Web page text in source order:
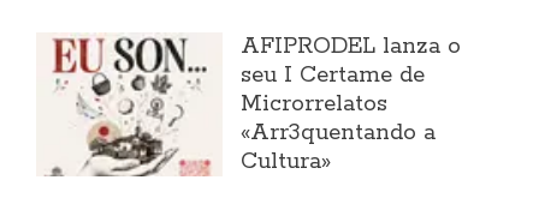
AFIPRODEL lanza o
seu I Certame de
Microrrelatos
«Arr3quentando a
Cultura»